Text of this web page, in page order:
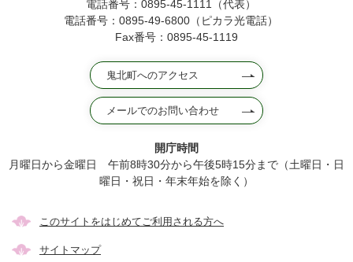
電話番号：0895-45-1111（代表）
電話番号：0895-49-6800（ピカラ光電話）
Fax番号：0895-45-1119
鬼北町へのアクセス
メールでのお問い合わせ
開庁時間
月曜日から金曜日 午前8時30分から午後5時15分まで（土曜日・日
曜日・祝日・年末年始を除く）
このサイトをはじめてご利用される方へ
サイトマップ